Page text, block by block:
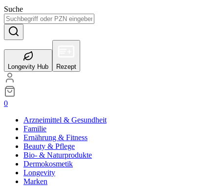
Suche
Longevity Hub Rezept
0
Arzneimittel & Gesundheit
Familie
Ernährung & Fitness
Beauty & Pflege
Bio- & Naturprodukte
Dermokosmetik
Longevity
Marken